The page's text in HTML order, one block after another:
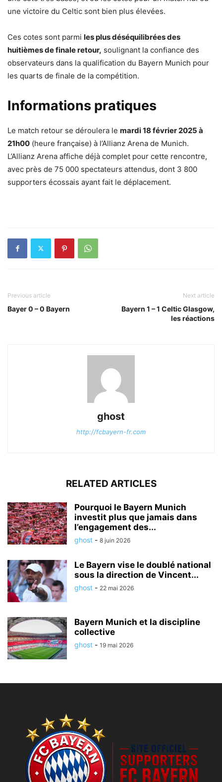
une victoire du Celtic sont bien plus élevées.
Ces cotes sont parmi les plus déséquilibrées des
huitièmes de finale retour, soulignant la confiance des
observateurs dans la qualification du Bayern Munich pour
les quarts de finale de la compétition.
Informations pratiques
Le match retour se déroulera le mardi 18 février 2025 à
21h00 (heure française) à l’Allianz Arena de Munich.
L’Allianz Arena affiche déjà complet pour cette rencontre,
avec près de 75 000 spectateurs attendus, dont 3 800
supporters écossais ayant fait le déplacement.
Previous article
Bayer 0 – 0 Bayern
Next article
Bayern 1 – 1 Celtic Glasgow,
les réactions
ghost
http://fcbayern-fr.com
RELATED ARTICLES
Pourquoi le Bayern Munich
investit plus que jamais dans
l’engagement des...
ghost - 8 juin 2026
Le Bayern vise le doublé national
sous la direction de Vincent...
ghost - 22 mai 2026
Bayern Munich et la discipline
collective
ghost - 19 mai 2026